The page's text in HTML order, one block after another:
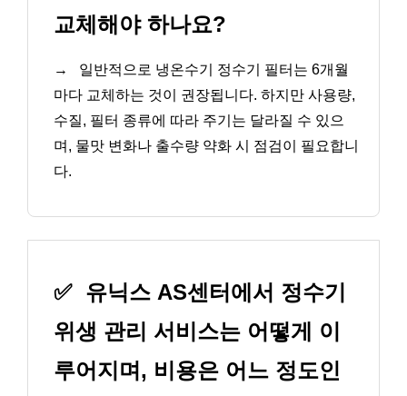
교체해야 하나요?
→
일반적으로 냉온수기 정수기 필터는 6개월
마다 교체하는 것이 권장됩니다. 하지만 사용량,
수질, 필터 종류에 따라 주기는 달라질 수 있으
며, 물맛 변화나 출수량 약화 시 점검이 필요합니
다.
✅ 유닉스 AS센터에서 정수기
위생 관리 서비스는 어떻게 이
루어지며, 비용은 어느 정도인